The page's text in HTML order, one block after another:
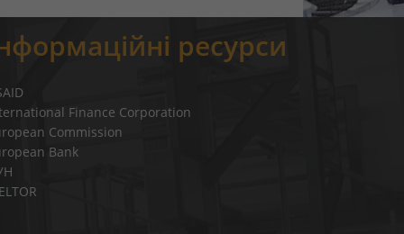
ресурси
Finance Corporation
Commission
Bank